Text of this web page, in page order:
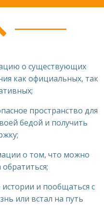
о существующих
как официальных, так
пространство для
бедой и получить
о том, что можно
и пообщаться с
или встал на путь